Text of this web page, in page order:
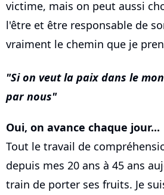
victime, mais on peut aussi
l'être et être responsable de
vraiment le chemin que je
Si on veut la paix dans le
par nous
Oui, on avance chaque jour...
Tout le travail de
depuis mes 20 ans à 45 ans
train de porter ses fruits. Je